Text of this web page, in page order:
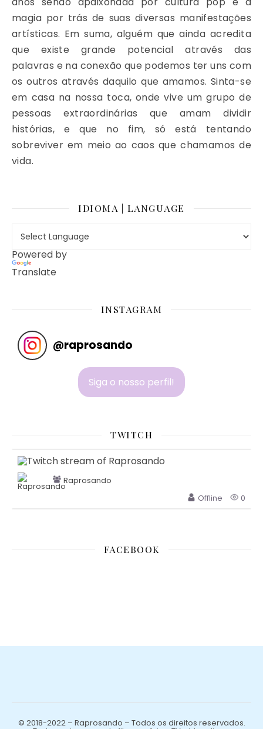
magia por trás de suas diversas manifestações
artísticas. Em suma, alguém que ainda acredita
que existe grande potencial através das
palavras e na conexão que podemos ter uns com
os outros através daquilo que amamos. Sinta-se
em casa na nossa toca, onde vive um grupo de
pessoas extraordinárias que amam dividir
histórias, e que no fim, só está tentando
sobreviver em meio ao caos que chamamos de
vida.
IDIOMA | LANGUAGE
Powered by
Translate
INSTAGRAM
@raprosando
Siga o nosso perfil!
TWITCH
Raprosando
Offline
0
FACEBOOK
© 2018-2022 – Raprosando – Todos os direitos reservados.